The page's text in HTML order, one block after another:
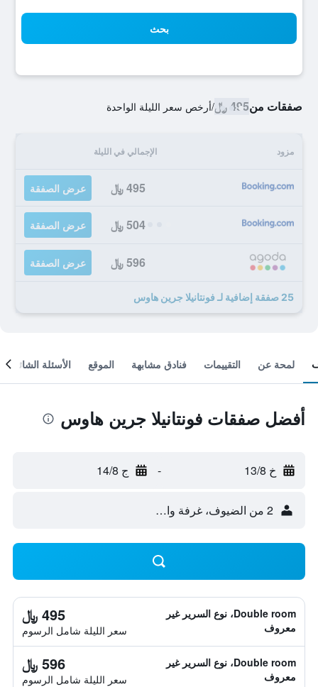
بحث
صفقات من495 ﷼ /أرخص سعر الليلة الواحدة
مزود الإجمالي في الليلة
495 ﷼ عرض الصفقة
504 ﷼ عرض الصفقة
596 ﷼ عرض الصفقة
25 صفقة إضافية لـ فونتانيلا جرين هاوس
لمحة عن التقييمات فنادق مشابهة الموقع الأسئلة الشائعة
أفضل صفقات فونتانيلا جرين هاوس
خ 13/8 - ج 14/8
2 من الضيوف، غرفة واحدة
Double room، نوع السرير غير
معروف
495 ﷼
سعر الليلة شامل الرسوم
Double room، نوع السرير غير
معروف
596 ﷼
سعر الليلة شامل الرسوم